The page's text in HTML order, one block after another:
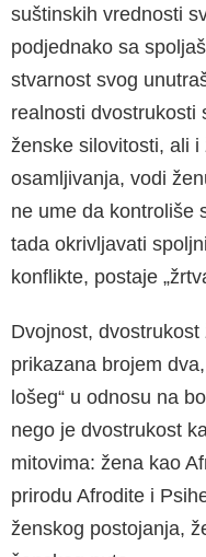
suštinskih vrednosti
podjednako sa
stvarnost svog
realnosti dvostrukosti
ženske silovitosti, ali
osamljivanja, vodi
ne ume da kontroliše
tada okrivljavati
konflikte, posta­je
Dvojnost,
prikazana brojem
lošeg“ u odnosu na
nego je dvostrukost
mitovima: žena kao
prirodu Afrodite i
ženskog postojanja,